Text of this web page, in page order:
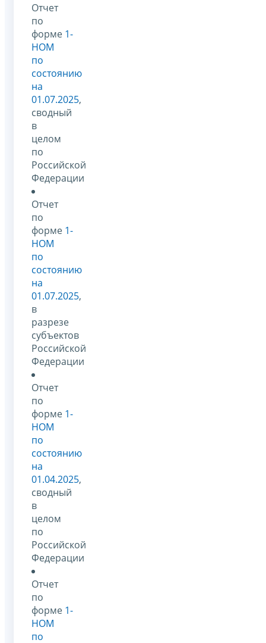
Отчет
по
форме 1-
НОМ
по
состоянию
на
01.07.2025,
сводный
в
целом
по
Российской
Федерации
Отчет
по
форме 1-
НОМ
по
состоянию
на
01.07.2025,
в
разрезе
субъектов
Российской
Федерации
Отчет
по
форме 1-
НОМ
по
состоянию
на
01.04.2025,
сводный
в
целом
по
Российской
Федерации
Отчет
по
форме 1-
НОМ
по